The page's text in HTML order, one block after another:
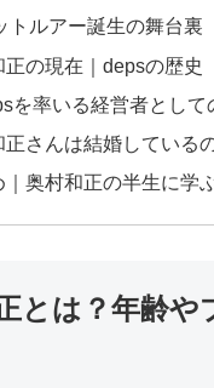
トルアー誕生の舞台裏
正の現在｜depsの歴史
を率いる経営者として
正さんは結婚している
｜奥村和正の半生に学
とは？年齢